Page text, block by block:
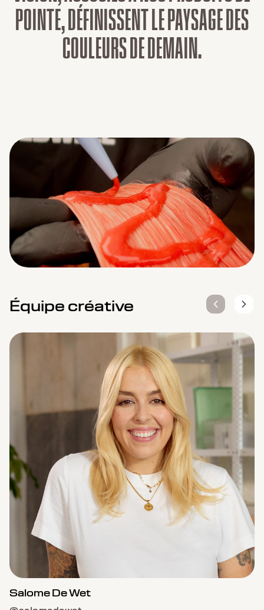
POINTE,DÉFINISSENTLEPAYSAGEDES
COULEURSDEDEMAIN.
Loaded:
0%
0%
Remaining
Équipe créative
Salome De Wet